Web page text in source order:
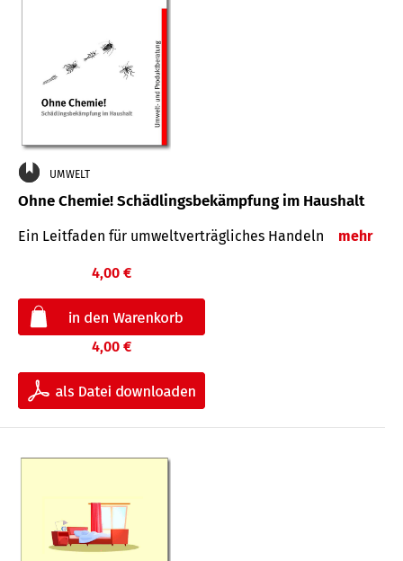
UMWELT
Ohne Chemie! Schädlingsbekämpfung im Haushalt
Ein Leitfaden für um­welt­ver­träg­liches Han­deln mehr
4,00 €
4,00 €